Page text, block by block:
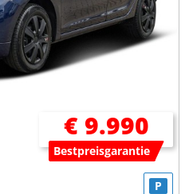
€ 9.990
Bestpreisgarantie
P